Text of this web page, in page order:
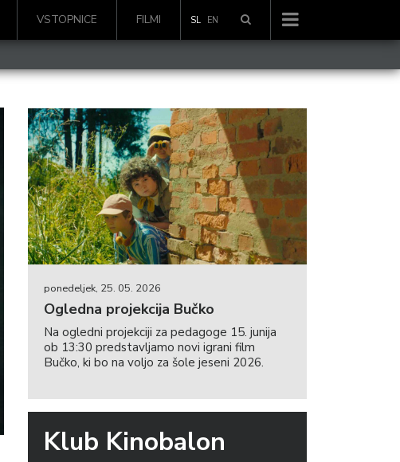
VSTOPNICE FILMI SL EN
ponedeljek, 25. 05. 2026
Ogledna projekcija Bučko
Na ogledni projekciji za pedagoge 15. junija
ob 13:30 predstavljamo novi igrani film
Bučko, ki bo na voljo za šole jeseni 2026.
Klub Kinobalon